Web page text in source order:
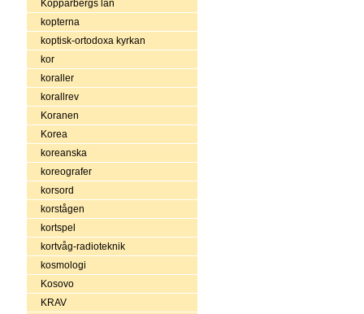
Kopparbergs län
kopterna
koptisk-ortodoxa kyrkan
kor
koraller
korallrev
Koranen
Korea
koreanska
koreografer
korsord
korstågen
kortspel
kortvåg-radioteknik
kosmologi
Kosovo
KRAV